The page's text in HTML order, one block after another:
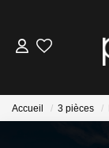
Accueil 3 pièces